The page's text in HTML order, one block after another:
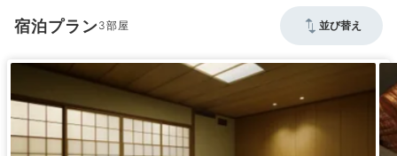
宿泊プラン3 並び替え